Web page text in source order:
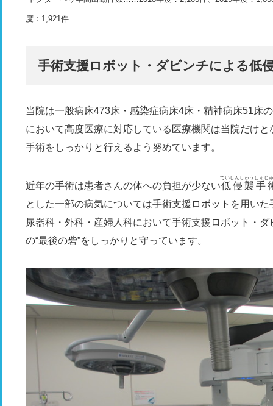
度：1,921件
手術支援ロボット・ダビンチによる低
当院は一般病床473床・感染症病床4床・精神病床51床
において高度医療に対応している医療機関は当院だけ
手術をしっかりと行えるよう努めています。
近年の手術は患者さんの体への負担が少ない低侵襲手
ていしんしゅうしゅじ
とした一部の病気については手術支援ロボットを用い
尿器科・外科・産婦人科において手術支援ロボット・
の“最後の砦”をしっかりと守っています。